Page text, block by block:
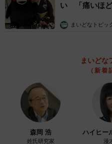
い 「痛いほど
まいどなトピッ
まいどな
（新着
森岡 浩
姓氏研究家
ハイヒー
漫